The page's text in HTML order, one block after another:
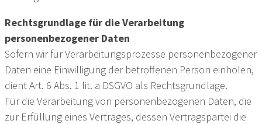
Rechtsgrundlage für die Verarbeitung
personenbezogener Daten
Sofern wir für Verarbeitungsprozesse personenbezogener
Daten eine Einwilligung der betroffenen Person einholen,
dient Art. 6 Abs. 1 lit. a DSGVO als Rechtsgrundlage.
Für die Verarbeitung von personenbezogenen Daten, die
zur Erfüllung eines Vertrages, dessen Vertragspartei die